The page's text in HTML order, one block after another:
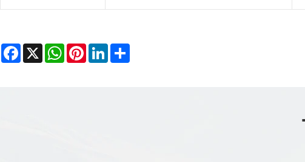
Facebook
X WhatsApp
PinterestLinkedIn